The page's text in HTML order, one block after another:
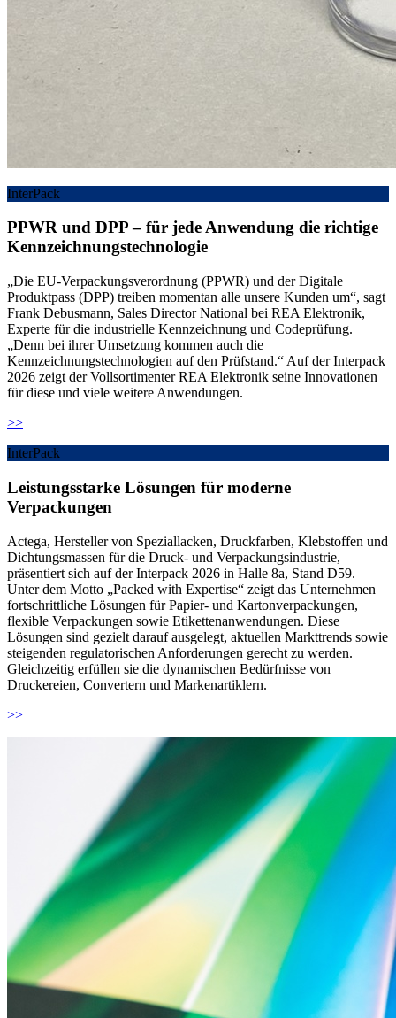
InterPack
PPWR und DPP – für jede Anwendung die richtige
Kennzeichnungstechnologie
„Die EU-Verpackungsverordnung (PPWR) und der Digitale
Produktpass (DPP) treiben momentan alle unsere Kunden um“, sagt
Frank Debusmann, Sales Director National bei REA Elektronik,
Experte für die industrielle Kennzeichnung und Codeprüfung.
„Denn bei ihrer Umsetzung kommen auch die
Kennzeichnungstechnologien auf den Prüfstand.“ Auf der Interpack
2026 zeigt der Vollsortimenter REA Elektronik seine Innovationen
für diese und viele weitere Anwendungen.
>>
InterPack
Leistungsstarke Lösungen für moderne
Verpackungen
Actega, Hersteller von Speziallacken, Druckfarben, Klebstoffen und
Dichtungsmassen für die Druck- und Verpackungsindustrie,
präsentiert sich auf der Interpack 2026 in Halle 8a, Stand D59.
Unter dem Motto „Packed with Expertise“ zeigt das Unternehmen
fortschrittliche Lösungen für Papier- und Kartonverpackungen,
flexible Verpackungen sowie Etikettenanwendungen. Diese
Lösungen sind gezielt darauf ausgelegt, aktuellen Markttrends sowie
steigenden regulatorischen Anforderungen gerecht zu werden.
Gleichzeitig erfüllen sie die dynamischen Bedürfnisse von
Druckereien, Convertern und Markenartiklern.
>>